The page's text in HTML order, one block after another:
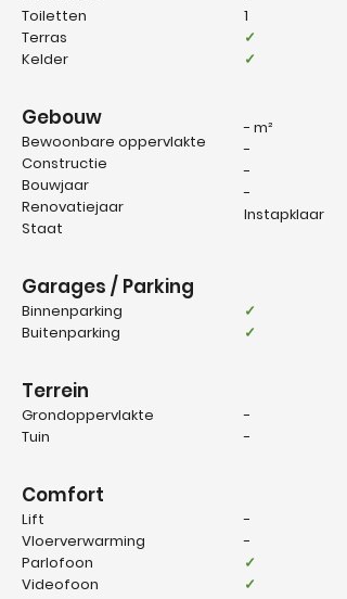
Toiletten
Terras
Kelder
1
✓
✓
Gebouw
Bewoonbare oppervlakte
Constructie
Bouwjaar
Renovatiejaar
Staat
- m²
-
-
-
Instapklaar
Garages / Parking
Binnenparking
Buitenparking
✓
✓
Terrein
Grondoppervlakte
Tuin
-
-
Comfort
Lift
Vloerverwarming
Parlofoon
Videofoon
-
-
✓
✓